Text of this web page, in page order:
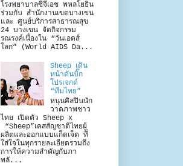
โรงพยาบาลซีจีเอช พหลโยธิน
ร่วมกับ สำนักงานเขตบางเขน
และ ศูนย์บริการสาธารณสุข
24 บางเขน จัดกิจกรรม
รณรงค์เนื่องใน “วันเอดส์
โลก” (World AIDS Da...
Sheep เดิน
หน้าดันบิ๊ก
โปรเจกต์
“ทีมไทย”
หนุนศิลปินนัก
วาดภาพชาว
ไทย เปิดตัว Sheep x
“Sheep”เคสสัญชาติไทยผู้
ผลิตและออกแบบแก็ดเจ็ต ที่
ใส่ใจในทุกรายละเอียดรวมถึง
การให้ความสำคัญกับภา
พลั...